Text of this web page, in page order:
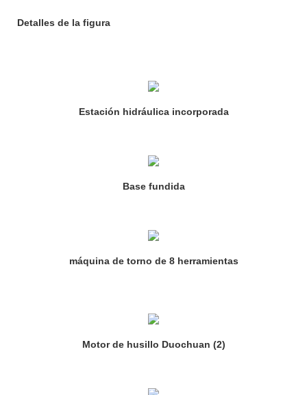
Detalles de la figura
Estación hidráulica incorporada
Base fundida
máquina de torno de 8 herramientas
Motor de husillo Duochuan (2)